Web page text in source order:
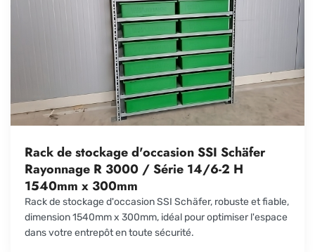
Rack de stockage d'occasion SSI Schäfer
Rayonnage R 3000 / Série 14/6-2 H
1540mm x 300mm
Rack de stockage d'occasion SSI Schäfer, robuste et fiable,
dimension 1540mm x 300mm, idéal pour optimiser l'espace
dans votre entrepôt en toute sécurité.